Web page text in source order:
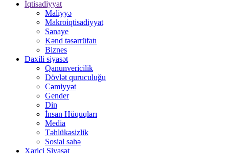
İqtisadiyyat
Maliyyə
Makroiqtisadiyyat
Sənaye
Kənd təsərrüfatı
Biznes
Daxili siyasət
Qanunvericilik
Dövlət quruculuğu
Cəmiyyət
Gender
Din
İnsan Hüquqları
Media
Təhlükəsizlik
Sosial sahə
Xarici Siyasət